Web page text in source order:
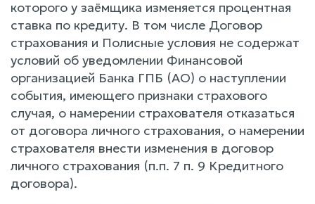
которого у заёмщика изменяется процентная
ставка по кредиту. В том числе Договор
страхования и Полисные условия не содержат
условий об уведомлении Финансовой
организацией Банка ГПБ (АО) о наступлении
события, имеющего признаки страхового
случая, о намерении страхователя отказаться
от договора личного страхования, о намерении
страхователя внести изменения в договор
личного страхования (п.п. 7 п. 9 Кредитного
договора).